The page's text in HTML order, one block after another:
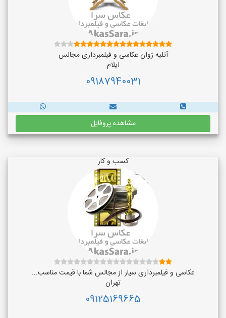
آتلیه ژوان عکاسی و فیلمبرداری مجالس
ایلام
09187940031
مشاهده پروفایل
کسب و کار
عکاسی و فیلمبرداری سیار از مجالس شما با قیمت مناسب...
تهران
09125169665